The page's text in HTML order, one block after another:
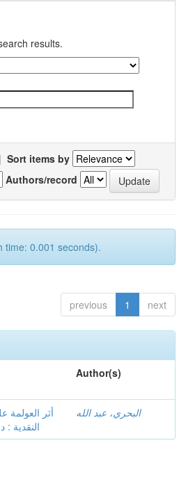
results.
| Sort items by
Authors/record
time: 0.001 seconds).
previous 1 next
Author(s)
أثر العولمة
النقدية :
البحري، عبد الله